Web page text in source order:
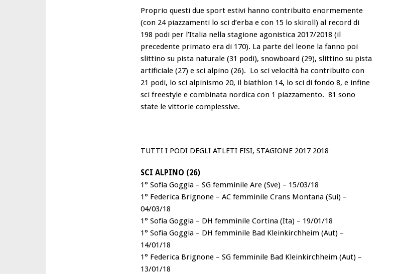
Proprio questi due sport estivi hanno contribuito enormemente
(con 24 piazzamenti lo sci d’erba e con 15 lo skiroll) al record di
198 podi per l’Italia nella stagione agonistica 2017/2018 (il
precedente primato era di 170). La parte del leone la fanno poi
slittino su pista naturale (31 podi), snowboard (29), slittino su pista
artificiale (27) e sci alpino (26). Lo sci velocità ha contribuito con
21 podi, lo sci alpinismo 20, il biathlon 14, lo sci di fondo 8, e infine
sci freestyle e combinata nordica con 1 piazzamento. 81 sono
state le vittorie complessive.
TUTTI I PODI DEGLI ATLETI FISI, STAGIONE 2017 2018
SCI ALPINO (26)
1° Sofia Goggia – SG femminile Are (Sve) – 15/03/18
1° Federica Brignone – AC femminile Crans Montana (Sui) –
04/03/18
1° Sofia Goggia – DH femminile Cortina (Ita) – 19/01/18
1° Sofia Goggia – DH femminile Bad Kleinkirchheim (Aut) –
14/01/18
1° Federica Brignone – SG femminile Bad Kleinkirchheim (Aut) –
13/01/18